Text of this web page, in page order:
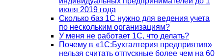
июля 2019 года
Сколько баз 1C нужно для ведения учета
по нескольким организациям?
У меня не работает 1С, что делать?
Почему в «1С:Бухгалтерия предприятия»
нельзя считать отпускные более чем на 60